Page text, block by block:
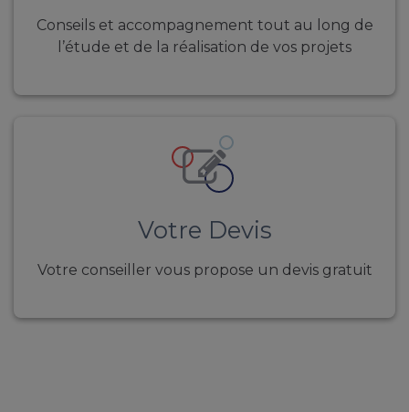
Conseils et accompagnement tout au long de
l’étude et de la réalisation de vos projets
Votre Devis
Votre conseiller vous propose un devis gratuit